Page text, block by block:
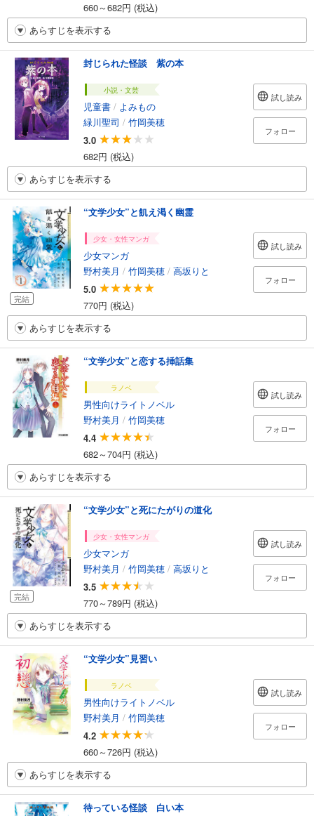
660～682円 (税込)
あらすじを表示する
封じられた怪談 紫の本
小説・文芸
児童書 / よみもの
緑川聖司 / 竹岡美穂
3.0
682円 (税込)
試し読み
フォロー
あらすじを表示する
完結
“文学少女”と飢え渇く幽霊
少女・女性マンガ
少女マンガ
野村美月 / 竹岡美穂 / 高坂りと
5.0
770円 (税込)
試し読み
フォロー
あらすじを表示する
“文学少女”と恋する挿話集
ラノベ
男性向けライトノベル
野村美月 / 竹岡美穂
4.4
682～704円 (税込)
試し読み
フォロー
あらすじを表示する
完結
“文学少女”と死にたがりの道化
少女・女性マンガ
少女マンガ
野村美月 / 竹岡美穂 / 高坂りと
3.5
770～789円 (税込)
試し読み
フォロー
あらすじを表示する
“文学少女”見習い
ラノベ
男性向けライトノベル
野村美月 / 竹岡美穂
4.2
660～726円 (税込)
試し読み
フォロー
あらすじを表示する
待っている怪談 白い本